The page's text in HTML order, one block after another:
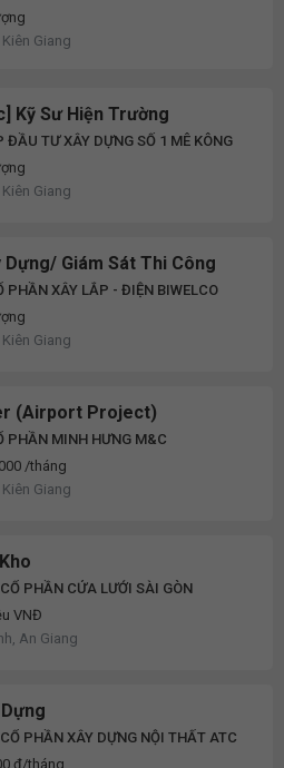
Giang
Kỹ Sư Hiện Trường
ĐẦU TƯ XÂY DỰNG SỐ 1 MÊ KÔNG
Giang
Dựng/ Giám Sát Thi Công
PHẦN XÂY LẮP - ĐIỆN BIWELCO
Giang
(Airport Project)
PHẦN MINH HƯNG M&C
/tháng
Giang
PHẦN CỬA LƯỚI SÀI GÒN
VNĐ
An Giang
PHẦN XÂY DỰNG NỘI THẤT ATC
₫/tháng